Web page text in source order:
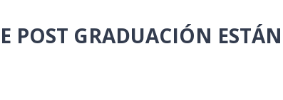
POST GRADUACIÓN